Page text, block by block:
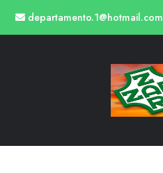
departamento.1@hotmail.com